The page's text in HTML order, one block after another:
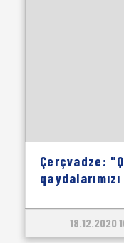
Çerçvadze:
18.12.2020